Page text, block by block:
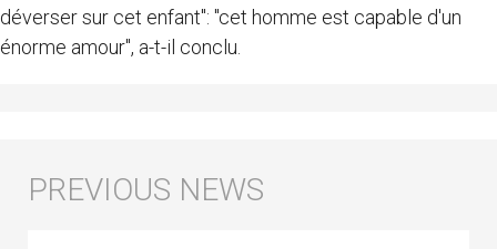
déverser sur cet enfant": "cet homme est capable d'un
énorme amour", a-t-il conclu.